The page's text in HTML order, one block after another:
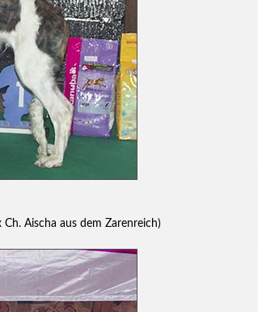
Aischa aus dem Zarenreich)